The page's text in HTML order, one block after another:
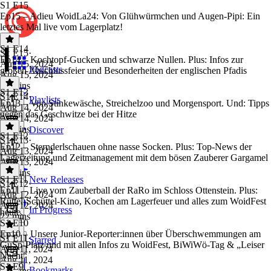
Podcasts
Playlists
Discover
New Releases
In Progress
Starred
S1 E15
Ep15 – Adieu WoidLa24: Von Glühwürmchen und Augen-Pipi: Ein
letztes Mal live vom Lagerplatz!
S1 E15·
Aug 15, 2024
Aug 15, 2024
26 mins
S1 E14
Ep14 – Kochtopf-Gucken und schwarze Nullen. Plus: Infos zur
großen Abschlussfeier und Besonderheiten der englischen Pfadis
S1 E14·
Aug 14, 2024
Aug 14, 2024
27 mins
S1 E13
Ep13 – Von Stinkewäsche, Streichelzoo und Morgensport. Und: Tipps
gegen das Geschwitze bei der Hitze
S1 E13·
Aug 13, 2024
Aug 13, 2024
25 mins
S1 E12
Ep12 – Sternderlschauen ohne nasse Socken. Plus: Top-News der
Lagerzeitung und Zeitmanagement mit dem bösen Zauberer Gargamel
S1 E12·
Aug 12, 2024
Aug 12, 2024
22 mins
S1 E11
Ep11 – Live vom Zauberball der RaRo im Schloss Ottenstein. Plus:
Rüttel-Schüttel-Kino, Kochen am Lagerfeuer und alles zum WoidFest
heute.
S1 E11·
Aug 11, 2024
Aug 11, 2024
S1 E10
Ep10 – Unsere Junior-Reporter:innen über Überschwemmungen am
GuSp-Platz und mit allen Infos zu WoidFest, BiWiWö-Tag & „Leiser
Nacht“
S1 E9